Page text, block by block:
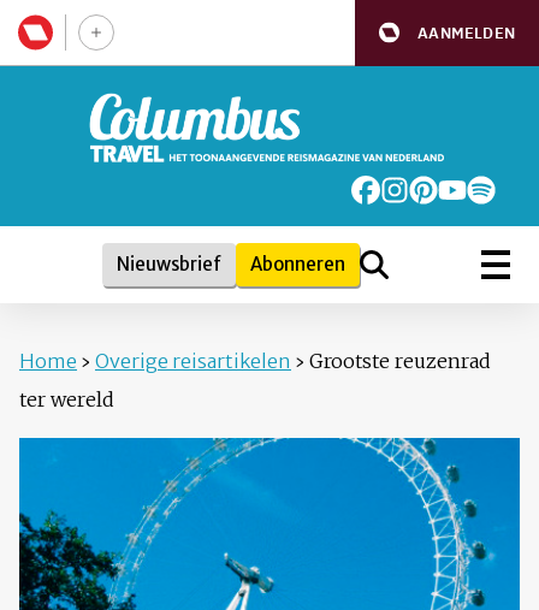
AANMELDEN
Nieuwsbrief Abonneren
Home › Overige reisartikelen › Grootste reuzenrad
ter wereld